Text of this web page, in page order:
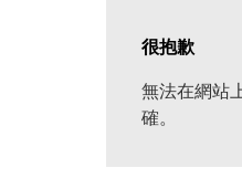
很抱歉
無法在網站
確。